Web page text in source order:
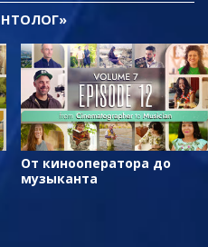
От кинооператора до
музыканта